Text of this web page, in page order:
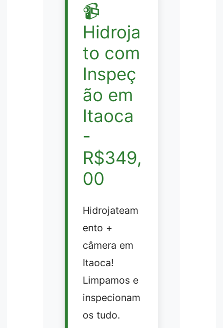
📹
Hidroja
to com
Inspeç
ão em
Itaoca
-
R$349,
00
Hidrojateam
ento +
câmera em
Itaoca!
Limpamos e
inspecionam
os tudo.